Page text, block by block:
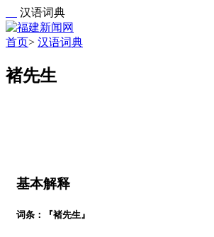
汉语词典
首页> 汉语词典
褚先生
基本解释
词条：『褚先生』